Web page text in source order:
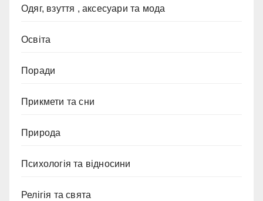
Одяг, взуття , аксесуари та мода
Освіта
Поради
Прикмети та сни
Природа
Психологія та відносини
Релігія та свята